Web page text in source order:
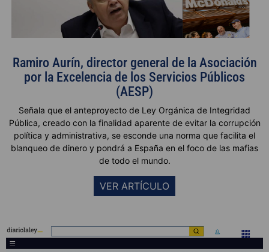
Ramiro Aurín, director general de la Asociación
por la Excelencia de los Servicios Públicos
(AESP)
Señala que el anteproyecto de Ley Orgánica de Integridad
Pública, creado con la finalidad aparente de evitar la corrupción
política y administrativa, se esconde una norma que facilita el
blanqueo de dinero y pondrá a España en el foco de las mafias
de todo el mundo.
VER ARTÍCULO